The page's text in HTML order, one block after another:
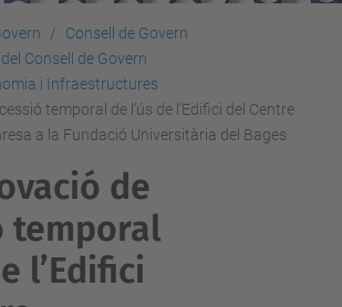
Consell de Govern
Consell de Govern
i Infraestructures
temporal de l’ús de l’Edifici del Centre
a la Fundació Universitària del Bages
de
temporal
l’Edifici